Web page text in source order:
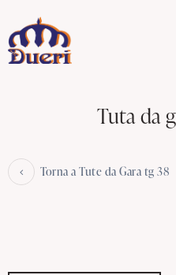
Tuta da
Torna a Tute da Gara tg 38